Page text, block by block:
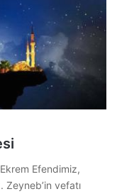
Efendimiz,
Zeyneb’in vefatı